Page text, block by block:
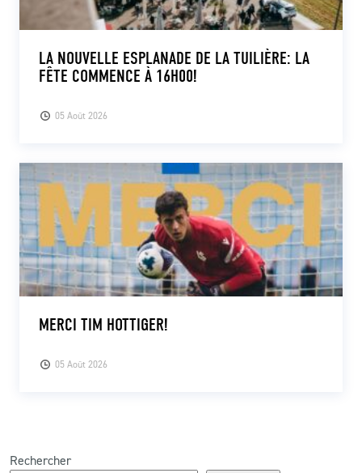
05 Août 2026
LA NOUVELLE ESPLANADE DE LA TUILIÈRE: LA
FÊTE COMMENCE À 16H00!
05 Août 2026
MERCI TIM HOTTIGER!
Rechercher